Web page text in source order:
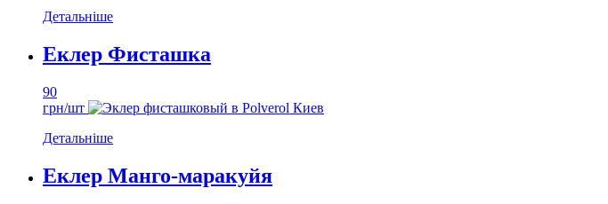
Детальніше
Еклер Фисташка
90
грн/шт
Детальніше
Еклер Манго-маракуйя